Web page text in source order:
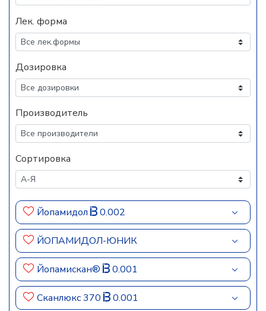
Лек. форма
Дозировка
Производитель
Сортировка
Йопамидол 0.002
ЙОПАМИДОЛ-ЮНИК
Йопамискан® 0.001
Сканлюкс 370 0.001